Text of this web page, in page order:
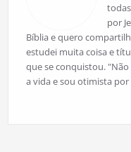
por
Bíblia e quero
estudei muita coisa e
que se conquistou.
a vida e sou otimista